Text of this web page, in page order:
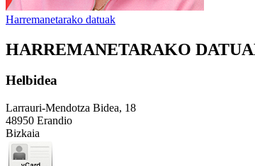
Harremanetarako datuak
HARREMANETARAKO
Helbidea
Larrauri-Mendotza Bidea, 18
48950 Erandio
Bizkaia